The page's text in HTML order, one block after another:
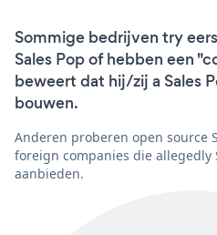
Sommige bedrijven try
Sales Pop of hebben een
beweert dat hij/zij a Sales
bouwen.
Anderen proberen open source
foreign companies die allegedly
aanbieden.